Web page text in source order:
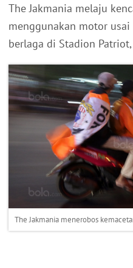
The Jakmania melaju
menggunakan motor
berlaga di Stadion
The Jakmania menerobos